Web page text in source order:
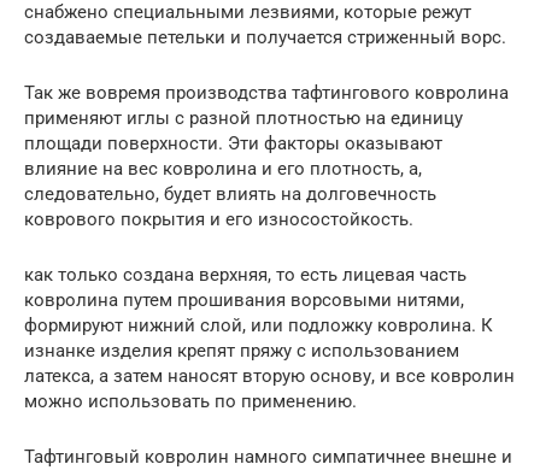
снабжено специальными лезвиями, которые режут
создаваемые петельки и получается стриженный ворс.
Так же вовремя производства тафтингового ковролина
применяют иглы с разной плотностью на единицу
площади поверхности. Эти факторы оказывают
влияние на вес ковролина и его плотность, а,
следовательно, будет влиять на долговечность
коврового покрытия и его износостойкость.
как только создана верхняя, то есть лицевая часть
ковролина путем прошивания ворсовыми нитями,
формируют нижний слой, или подложку ковролина. К
изнанке изделия крепят пряжу с использованием
латекса, а затем наносят вторую основу, и все ковролин
можно использовать по применению.
Тафтинговый ковролин намного симпатичнее внешне и